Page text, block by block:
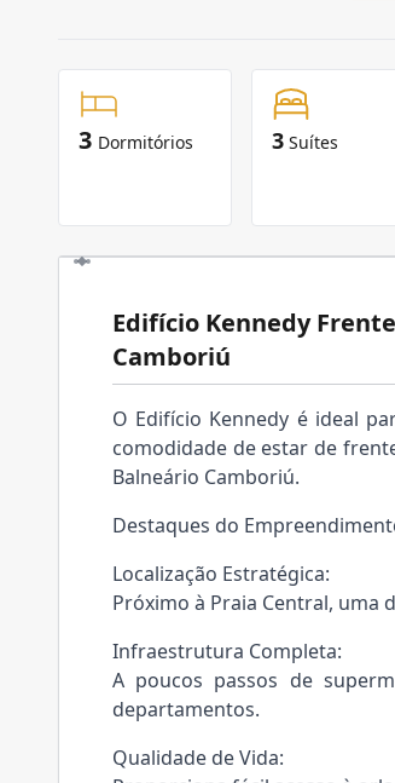
3 Dormitórios 3 Suítes
Edifício Kennedy
Camboriú
O Edifício Kennedy é ideal
comodidade de estar de
Balneário Camboriú.
Destaques do
Localização Estratégica:
Próximo à Praia Central, uma
Infraestrutura Completa:
A poucos passos de
departamentos.
Qualidade de Vida: